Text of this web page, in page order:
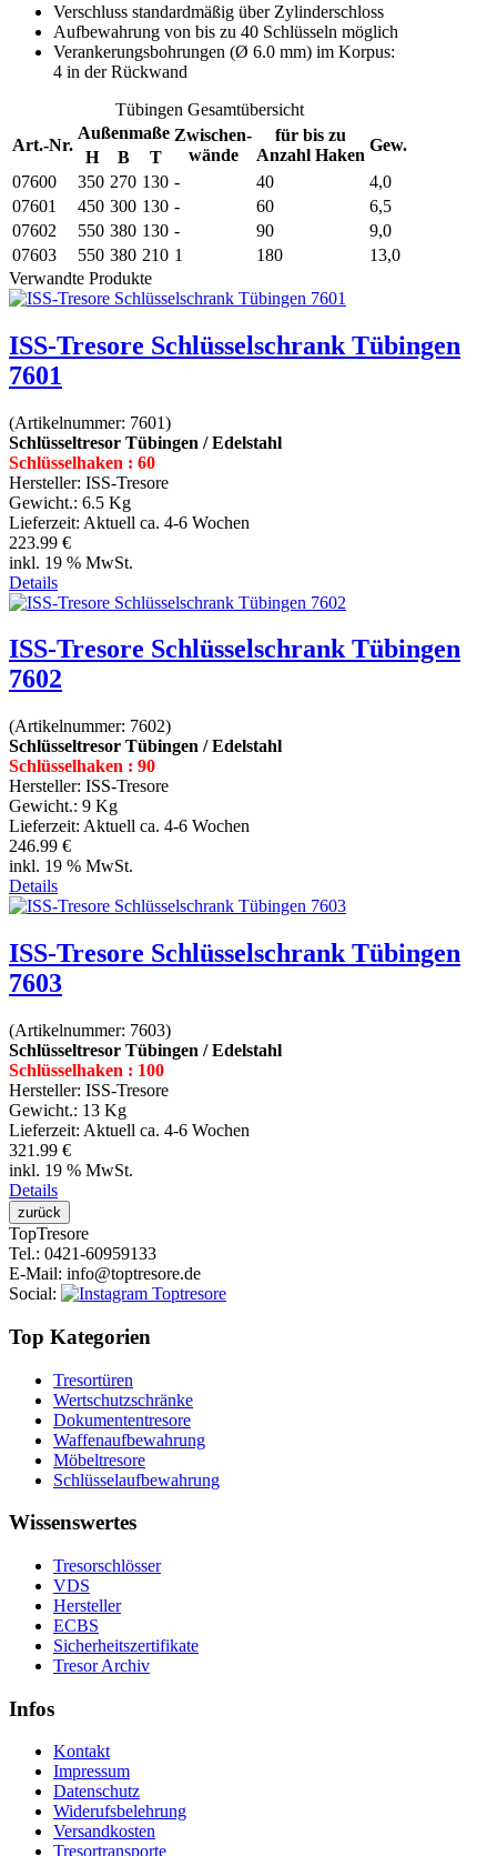
Verschluss standardmäßig über Zylinderschloss
Aufbewahrung von bis zu 40 Schlüsseln möglich
Verankerungsbohrungen (Ø 6.0 mm) im Korpus:
4 in der Rückwand
Tübingen Gesamtübersicht
Art.-Nr.
Außenmaße Zwischen-
wände
für bis zu
Anzahl Haken
Gew.
H B
T
07600
350 270 130 - 40
4,0
07601
450 300 130 - 60
6,5
07602
550 380 130 - 90
9,0
07603
550 380 210 1 180
13,0
Verwandte Produkte
ISS-Tresore Schlüsselschrank Tübingen
7601
(Artikelnummer: 7601)
Schlüsseltresor Tübingen / Edelstahl
Schlüsselhaken : 60
Hersteller: ISS-Tresore
Gewicht.: 6.5 Kg
Lieferzeit: Aktuell ca. 4-6 Wochen
223.99 €
inkl. 19 % MwSt.
Details
ISS-Tresore Schlüsselschrank Tübingen
7602
(Artikelnummer: 7602)
Schlüsseltresor Tübingen / Edelstahl
Schlüsselhaken : 90
Hersteller: ISS-Tresore
Gewicht.: 9 Kg
Lieferzeit: Aktuell ca. 4-6 Wochen
246.99 €
inkl. 19 % MwSt.
Details
ISS-Tresore Schlüsselschrank Tübingen
7603
(Artikelnummer: 7603)
Schlüsseltresor Tübingen / Edelstahl
Schlüsselhaken : 100
Hersteller: ISS-Tresore
Gewicht.: 13 Kg
Lieferzeit: Aktuell ca. 4-6 Wochen
321.99 €
inkl. 19 % MwSt.
Details
TopTresore
Tel.: 0421-60959133
E-Mail: info@toptresore.de
Social:
Top Kategorien
Tresortüren
Wertschutzschränke
Dokumententresore
Waffenaufbewahrung
Möbeltresore
Schlüsselaufbewahrung
Wissenswertes
Tresorschlösser
VDS
Hersteller
ECBS
Sicherheitszertifikate
Tresor Archiv
Infos
Kontakt
Impressum
Datenschutz
Widerufsbelehrung
Versandkosten
Tresortransporte